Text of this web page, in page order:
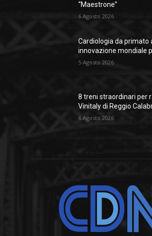
“Maestrone”
6 Agosto 2026
Cardiologia da primato
innovazione mondiale
5 Agosto 2026
8 treni straordinari per
Vinitaly di Reggio
6 Agosto 2026